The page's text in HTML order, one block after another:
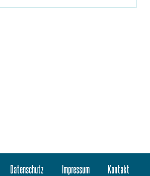
Datenschutz Impressum Kontakt